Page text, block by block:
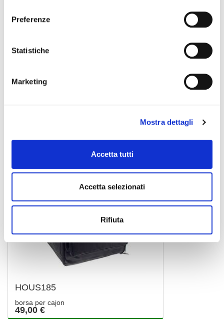
Preferenze
Statistiche
Marketing
Mostra dettagli
Accetta tutti
Accetta selezionati
Rifiuta
HOUS061
HOUS185
borsa per cajon
49,00 €